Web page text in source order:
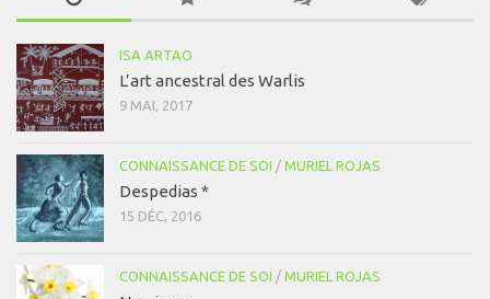
ISA ARTAO
L’art ancestral des Warlis
9 MAI, 2017
CONNAISSANCE DE SOI / MURIEL ROJAS
Despedias *
15 DÉC, 2016
CONNAISSANCE DE SOI / MURIEL ROJAS